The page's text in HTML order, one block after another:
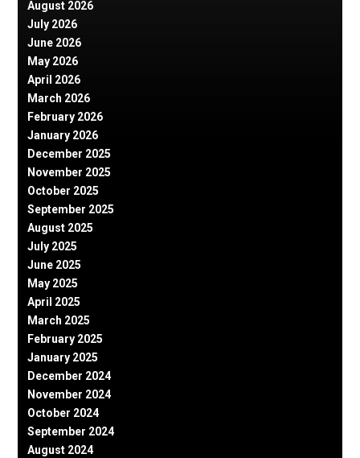
August 2026
July 2026
June 2026
May 2026
April 2026
March 2026
February 2026
January 2026
December 2025
November 2025
October 2025
September 2025
August 2025
July 2025
June 2025
May 2025
April 2025
March 2025
February 2025
January 2025
December 2024
November 2024
October 2024
September 2024
August 2024